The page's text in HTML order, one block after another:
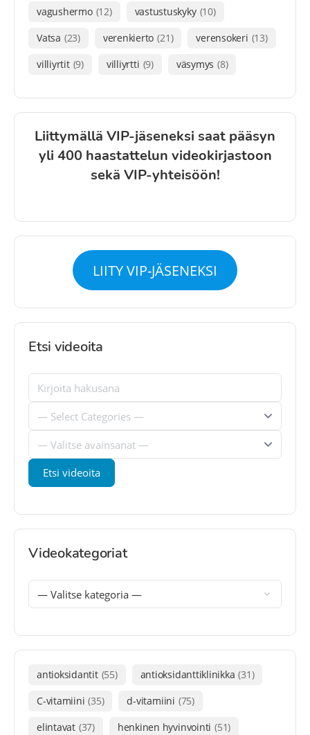
vagushermo (12) vastustuskyky (10)
Vatsa (23) verenkierto (21) verensokeri (13)
villiyrtit (9) villiyrtti (9) väsymys (8)
Liittymällä VIP-jäseneksi saat pääsyn
yli 400 haastattelun videokirjastoon
sekä VIP-yhteisöön!
LIITY VIP-JÄSENEKSI
Etsi videoita
Videokategoriat
antioksidantit (55) antioksidanttiklinikka (31)
C-vitamiini (35) d-vitamiini (75)
elintavat (37) henkinen hyvinvointi (51)